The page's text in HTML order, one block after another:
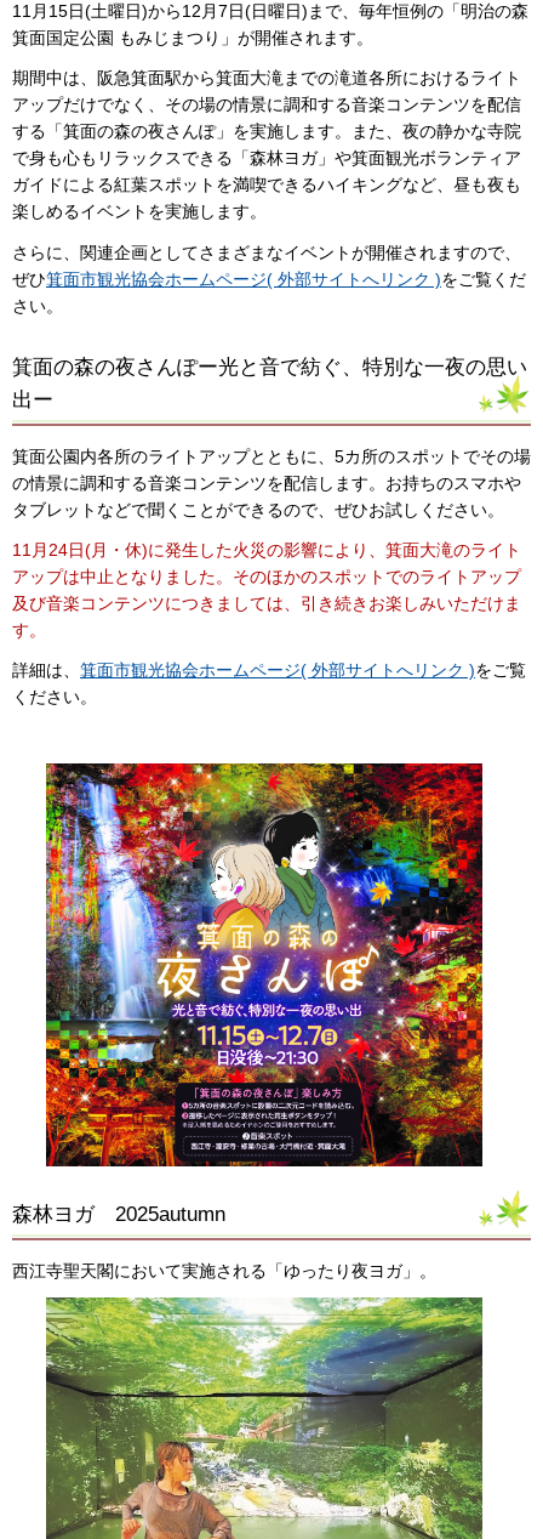
11月15日(土曜日)から12月7日(日曜日)まで、毎年恒例の「明治の森
箕面国定公園 もみじまつり」が開催されます。
期間中は、阪急箕面駅から箕面大滝までの滝道各所におけるライト
アップだけでなく、その場の情景に調和する音楽コンテンツを配信
する「箕面の森の夜さんぽ」を実施します。また、夜の静かな寺院
で身も心もリラックスできる「森林ヨガ」や箕面観光ボランティア
ガイドによる紅葉スポットを満喫できるハイキングなど、昼も夜も
楽しめるイベントを実施します。
さらに、関連企画としてさまざまなイベントが開催されますので、
ぜひ箕面市観光協会ホームページ( 外部サイトへリンク )をご覧くだ
さい。
箕面の森の夜さんぽー光と音で紡ぐ、特別な一夜の思い
出ー
箕面公園内各所のライトアップとともに、5カ所のスポットでその場
の情景に調和する音楽コンテンツを配信します。お持ちのスマホや
タブレットなどで聞くことができるので、ぜひお試しください。
11月24日(月・休)に発生した火災の影響により、箕面大滝のライト
アップは中止となりました。そのほかのスポットでのライトアップ
及び音楽コンテンツにつきましては、引き続きお楽しみいただけま
す。
詳細は、 箕面市観光協会ホームページ( 外部サイトへリンク )をご覧
ください。
森林ヨガ 2025autumn
西江寺聖天閣において実施される「ゆったり夜ヨガ」。